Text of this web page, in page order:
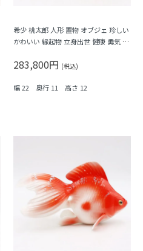
希少 桃太郎 人形 置物 オブジェ 珍しい
かわいい 縁起物 立身出世 健康 勇気 魔
形）
283,800円 (税込)
幅 22 奥行 11 高さ 12